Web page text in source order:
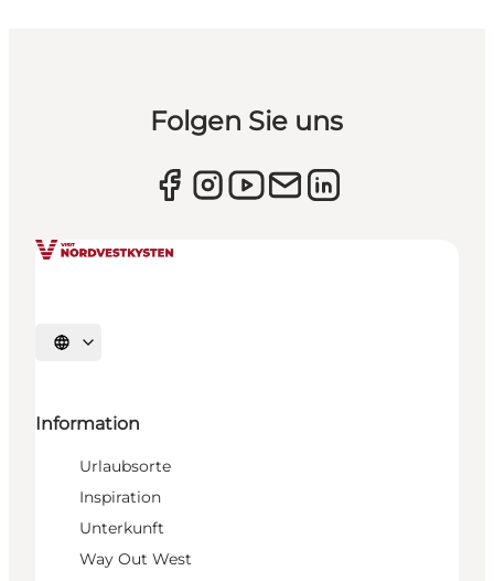
Folgen Sie uns
Sprache auswählen
Information
Urlaubsorte
Inspiration
Unterkunft
Way Out West